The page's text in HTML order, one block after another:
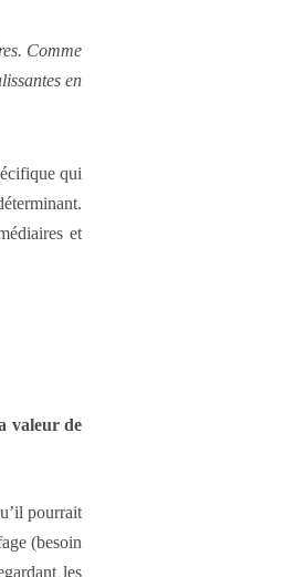
Comme
en
qui
et
valeur de
pourrait
(besoin
les